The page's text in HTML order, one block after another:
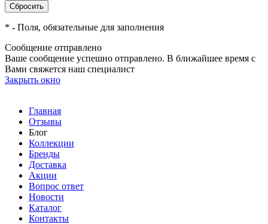
* - Поля, обязательные для заполнения
Сообщение отправлено
Ваше сообщение успешно отправлено. В ближайшее время с
Вами свяжется наш специалист
Закрыть окно
Главная
Отзывы
Блог
Коллекции
Бренды
Доставка
Акции
Вопрос ответ
Новости
Каталог
Контакты